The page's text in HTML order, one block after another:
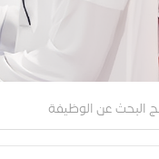
البحث عن الوظيفة